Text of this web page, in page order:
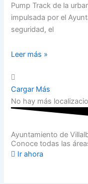
Pump Track de la
impulsada por el
seguridad, el
Leer más »
Cargar Más
No hay más
Ayuntamiento de
Conoce todas las
Ir ahora